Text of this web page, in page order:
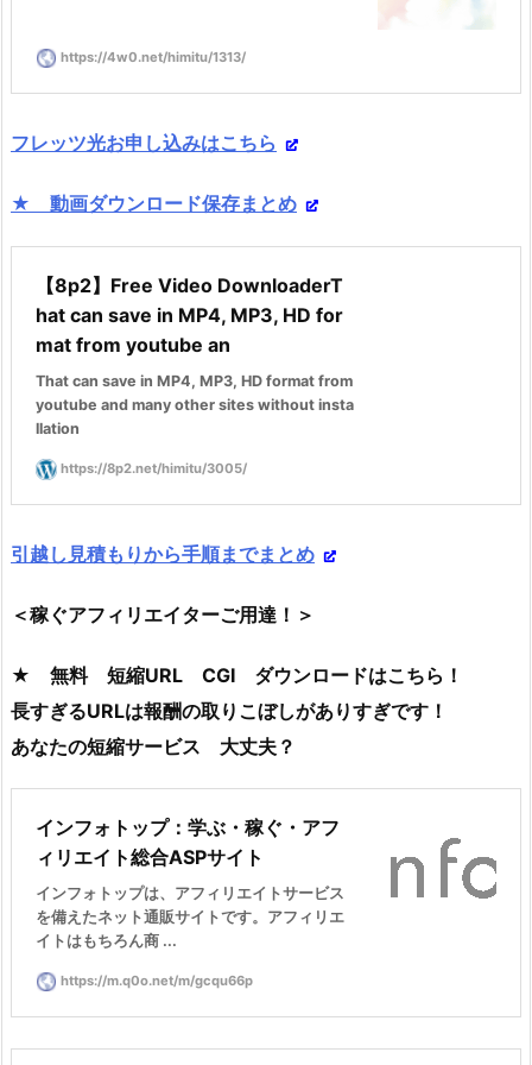
https://4w0.net/himitu/1313/
フレッツ光お申し込みはこちら
★ 動画ダウンロード保存まとめ
【8p2】Free Video DownloaderT
hat can save in MP4, MP3, HD for
mat from youtube an
That can save in MP4, MP3, HD format from
youtube and many other sites without insta
llation
https://8p2.net/himitu/3005/
引越し見積もりから手順までまとめ
＜稼ぐアフィリエイターご用達！＞
★ 無料 短縮URL CGI ダウンロードはこちら！
長すぎるURLは報酬の取りこぼしがありすぎです！
あなたの短縮サービス 大丈夫？
インフォトップ：学ぶ・稼ぐ・アフ
ィリエイト総合ASPサイト
インフォトップは、アフィリエイトサービス
を備えたネット通販サイトです。アフィリエ
イトはもちろん商 ...
https://m.q0o.net/m/gcqu66p